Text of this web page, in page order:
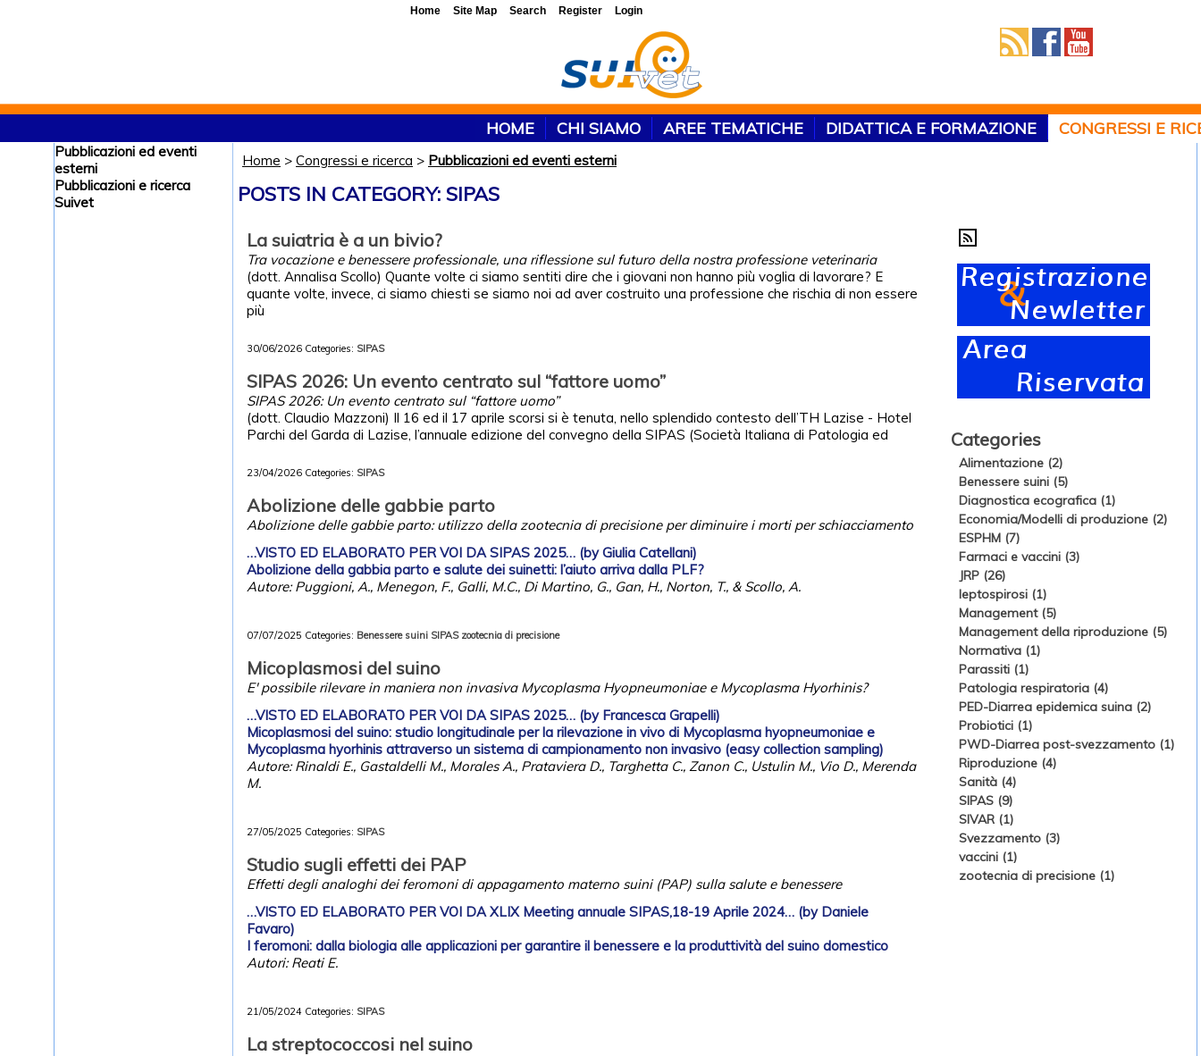
HOME CHI SIAMO AREE TEMATICHE DIDATTICA E FORMAZIONE CONGRESSI E
Pubblicazioni ed eventi
esterni
Pubblicazioni e ricerca
Suivet
Home > Congressi e ricerca > Pubblicazioni ed eventi esterni
POSTS IN CATEGORY: SIPAS
La suiatria è a un bivio?
Tra vocazione e benessere professionale, una riflessione sul futuro della nostra professione veterinaria
(dott. Annalisa Scollo) Quante volte ci siamo sentiti dire che i giovani non hanno più voglia di lavorare? E
quante volte, invece, ci siamo chiesti se siamo noi ad aver costruito una professione che rischia di non essere
più
30/06/2026 Categories: SIPAS
SIPAS 2026: Un evento centrato sul “fattore uomo”
SIPAS 2026: Un evento centrato sul “fattore uomo”
(dott. Claudio Mazzoni) Il 16 ed il 17 aprile scorsi si è tenuta, nello splendido contesto dell’TH Lazise - Hotel
Parchi del Garda di Lazise, l’annuale edizione del convegno della SIPAS (Società Italiana di Patologia ed
23/04/2026 Categories: SIPAS
Abolizione delle gabbie parto
Abolizione delle gabbie parto: utilizzo della zootecnia di precisione per diminuire i morti per schiacciamento
…VISTO ED ELABORATO PER VOI DA SIPAS 2025… (by Giulia Catellani)
Abolizione della gabbia parto e salute dei suinetti: l’aiuto arriva dalla PLF?
Autore: Puggioni, A., Menegon, F., Galli, M.C., Di Martino, G., Gan, H., Norton, T., & Scollo, A.
07/07/2025 Categories: Benessere suini SIPAS zootecnia di precisione
Micoplasmosi del suino
E' possibile rilevare in maniera non invasiva Mycoplasma Hyopneumoniae e Mycoplasma Hyorhinis?
…VISTO ED ELABORATO PER VOI DA SIPAS 2025… (by Francesca Grapelli)
Micoplasmosi del suino: studio longitudinale per la rilevazione in vivo di Mycoplasma hyopneumoniae e
Mycoplasma hyorhinis attraverso un sistema di campionamento non invasivo (easy collection sampling)
Autore: Rinaldi E., Gastaldelli M., Morales A., Prataviera D., Targhetta C., Zanon C., Ustulin M., Vio D., Merenda
M.
27/05/2025 Categories: SIPAS
Studio sugli effetti dei PAP
Effetti degli analoghi dei feromoni di appagamento materno suini (PAP) sulla salute e benessere
…VISTO ED ELABORATO PER VOI DA XLIX Meeting annuale SIPAS,18-19 Aprile 2024… (by Daniele
Favaro)
I feromoni: dalla biologia alle applicazioni per garantire il benessere e la produttività del suino domestico
Autori: Reati E.
21/05/2024 Categories: SIPAS
La streptococcosi nel suino
Categories
Alimentazione (2)
Benessere suini (5)
Diagnostica ecografica (1)
Economia/Modelli di produzione (2)
ESPHM (7)
Farmaci e vaccini (3)
JRP (26)
leptospirosi (1)
Management (5)
Management della riproduzione (5)
Normativa (1)
Parassiti (1)
Patologia respiratoria (4)
PED-Diarrea epidemica suina (2)
Probiotici (1)
PWD-Diarrea post-svezzamento (1)
Riproduzione (4)
Sanità (4)
SIPAS (9)
SIVAR (1)
Svezzamento (3)
vaccini (1)
zootecnia di precisione (1)
Home Site Map Search Register Login